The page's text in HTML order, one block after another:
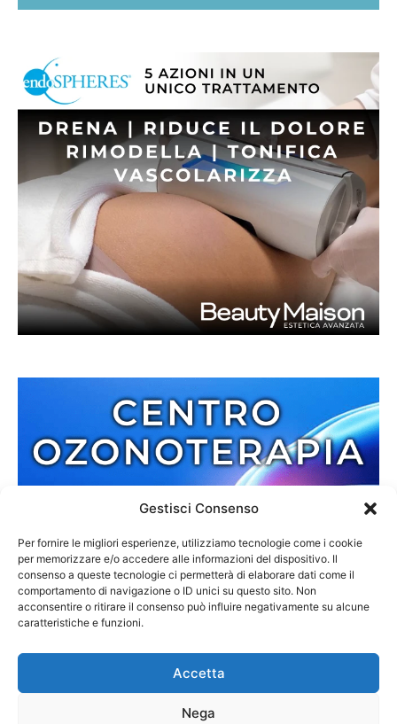
Gestisci Consenso
Per fornire le migliori esperienze, utilizziamo tecnologie come i cookie
per memorizzare e/o accedere alle informazioni del dispositivo. Il
consenso a queste tecnologie ci permetterà di elaborare dati come il
comportamento di navigazione o ID unici su questo sito. Non
acconsentire o ritirare il consenso può influire negativamente su alcune
caratteristiche e funzioni.
Accetta
Nega